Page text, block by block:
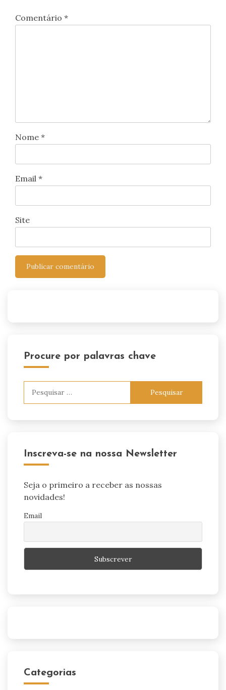
Comentário *
Nome *
Email *
Site
Procure por palavras chave
Inscreva-se na nossa Newsletter
Seja o primeiro a receber as nossas
novidades!
Email
Categorias